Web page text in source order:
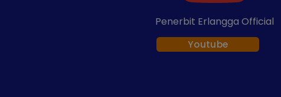
Penerbit Erlangga Official
Youtube